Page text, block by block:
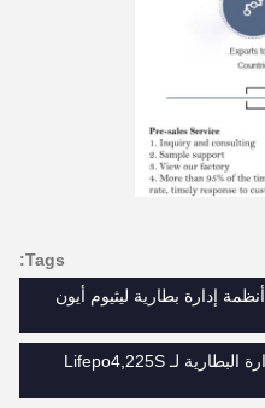
Tags:
نظام إدارة البطارية النشطة 75S,أنظمة إدارة بطارية ليثيوم أيون
5U سيد عبيد BMS,630A نظام إدارة البطارية لـ Lifepo4,225S